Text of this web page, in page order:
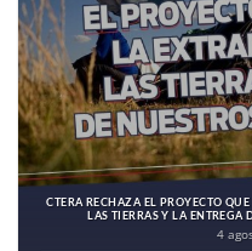
CTERA RECHAZA EL PROYECTO
LAS TIERRAS Y LA ENTREGA
4